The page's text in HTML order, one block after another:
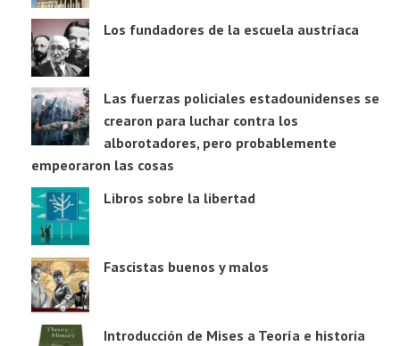
Los fundadores de la escuela austríaca
Las fuerzas policiales estadounidenses se
crearon para luchar contra los
alborotadores, pero probablemente
empeoraron las cosas
Libros sobre la libertad
Fascistas buenos y malos
Introducción de Mises a Teoría e historia